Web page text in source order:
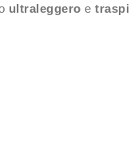
ultraleggero e